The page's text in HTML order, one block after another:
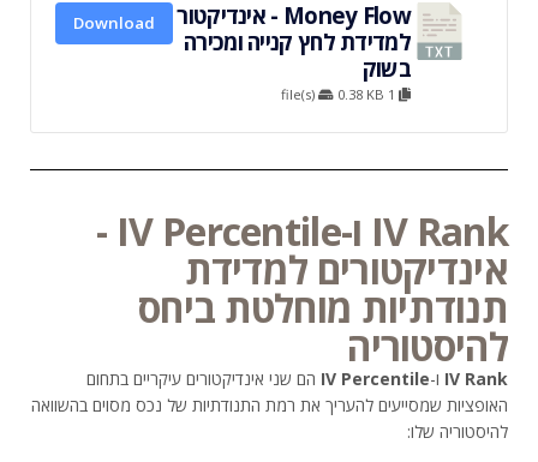
Money Flow - אינדיקטור
למדידת לחץ קנייה ומכירה
בשוק
0.38 KB
Download
IV Rank ו-IV Percentile -
אינדיקטורים למדידת
תנודתיות מוחלטת ביחס
להיסטוריה
IV Rank ו-IV Percentile הם שני אינדיקטורים עיקריים בתחום
האופציות שמסייעים להעריך את רמת התנודתיות של נכס מסוים בהשוואה
להיסטוריה שלו: